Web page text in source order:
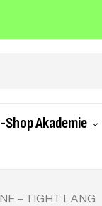
Shop Akademie
– TIGHT LANG